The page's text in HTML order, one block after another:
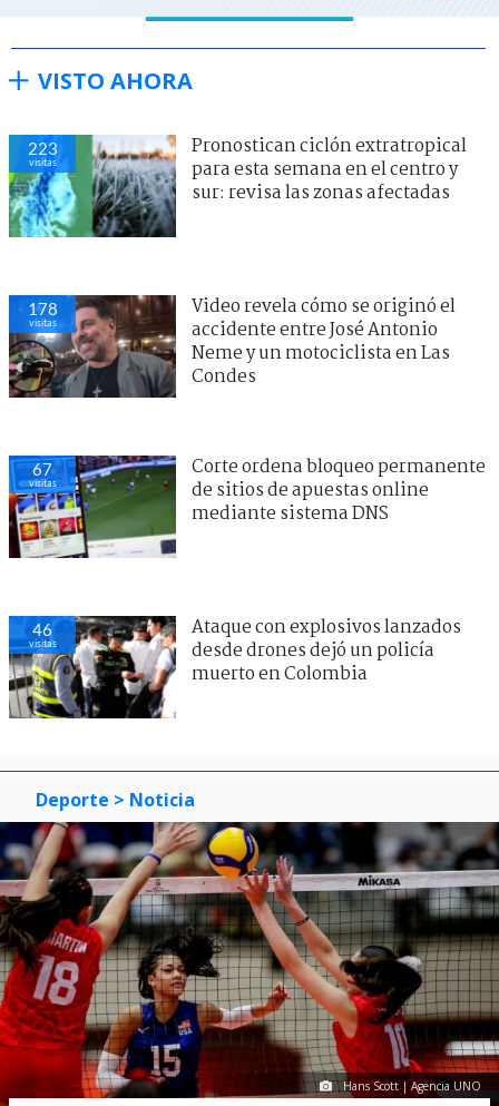
VISTO AHORA
223
visitas
Pronostican ciclón extratropical
para esta semana en el centro y
sur: revisa las zonas afectadas
178
visitas
Video revela cómo se originó el
accidente entre José Antonio
Neme y un motociclista en Las
Condes
67
visitas
Corte ordena bloqueo permanente
de sitios de apuestas online
mediante sistema DNS
46
visitas
Ataque con explosivos lanzados
desde drones dejó un policía
muerto en Colombia
Deporte > Noticia
Hans Scott | Agencia UNO